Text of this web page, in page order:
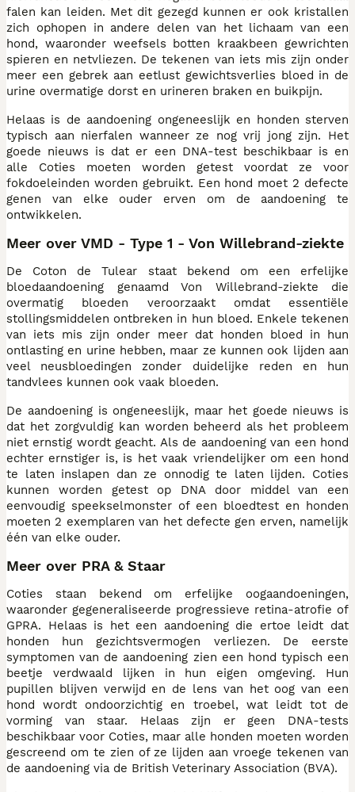
falen kan leiden. Met dit gezegd kunnen er ook kristallen
zich ophopen in andere delen van het lichaam van een
hond, waaronder weefsels botten kraakbeen gewrichten
spieren en netvliezen. De tekenen van iets mis zijn onder
meer een gebrek aan eetlust gewichtsverlies bloed in de
urine overmatige dorst en urineren braken en buikpijn.
Helaas is de aandoening ongeneeslijk en honden sterven
typisch aan nierfalen wanneer ze nog vrij jong zijn. Het
goede nieuws is dat er een DNA-test beschikbaar is en
alle Coties moeten worden getest voordat ze voor
fokdoeleinden worden gebruikt. Een hond moet 2 defecte
genen van elke ouder erven om de aandoening te
ontwikkelen.
Meer over VMD - Type 1 - Von Willebrand-ziekte
De Coton de Tulear staat bekend om een erfelijke
bloedaandoening genaamd Von Willebrand-ziekte die
overmatig bloeden veroorzaakt omdat essentiële
stollingsmiddelen ontbreken in hun bloed. Enkele tekenen
van iets mis zijn onder meer dat honden bloed in hun
ontlasting en urine hebben, maar ze kunnen ook lijden aan
veel neusbloedingen zonder duidelijke reden en hun
tandvlees kunnen ook vaak bloeden.
De aandoening is ongeneeslijk, maar het goede nieuws is
dat het zorgvuldig kan worden beheerd als het probleem
niet ernstig wordt geacht. Als de aandoening van een hond
echter ernstiger is, is het vaak vriendelijker om een hond
te laten inslapen dan ze onnodig te laten lijden. Coties
kunnen worden getest op DNA door middel van een
eenvoudig speekselmonster of een bloedtest en honden
moeten 2 exemplaren van het defecte gen erven, namelijk
één van elke ouder.
Meer over PRA & Staar
Coties staan bekend om erfelijke oogaandoeningen,
waaronder gegeneraliseerde progressieve retina-atrofie of
GPRA. Helaas is het een aandoening die ertoe leidt dat
honden hun gezichtsvermogen verliezen. De eerste
symptomen van de aandoening zien een hond typisch een
beetje verdwaald lijken in hun eigen omgeving. Hun
pupillen blijven verwijd en de lens van het oog van een
hond wordt ondoorzichtig en troebel, wat leidt tot de
vorming van staar. Helaas zijn er geen DNA-tests
beschikbaar voor Coties, maar alle honden moeten worden
gescreend om te zien of ze lijden aan vroege tekenen van
de aandoening via de British Veterinary Association (BVA).